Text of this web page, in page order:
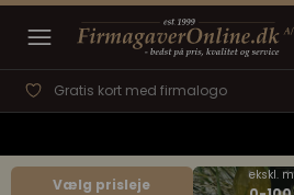
Gratis kort med firmalogo
Vælg prisleje